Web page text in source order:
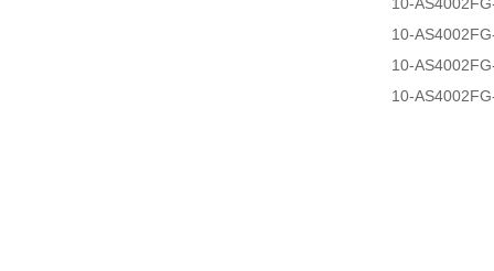
10-
10-
10-